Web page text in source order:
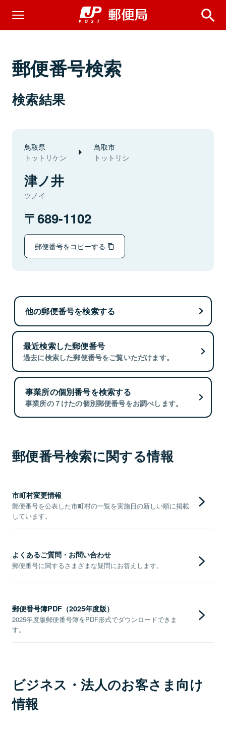
郵便番号検索
検索結果
鳥取県
トットリケン
鳥取市
トットリシ
津ノ井
ツノイ
689-1102
郵便番号をコピーする
他の郵便番号を検索する
最近検索した郵便番号
過去に検索した郵便番号をご覧いただけます。
事業所の個別番号を検索する
事業所の７けたの個別郵便番号をお調べします。
郵便番号検索に関する情報
市町村変更情報
郵便番号を公表した市町村の一覧を実施日の新しい順に掲載
しています。
よくあるご質問・お問い合わせ
郵便番号に関するさまざまな疑問にお答えします。
郵便番号簿PDF（2025年度版）
2025年度版郵便番号簿をPDF形式でダウンロードできま
す。
ビジネス・法人のお客さま向け
情報